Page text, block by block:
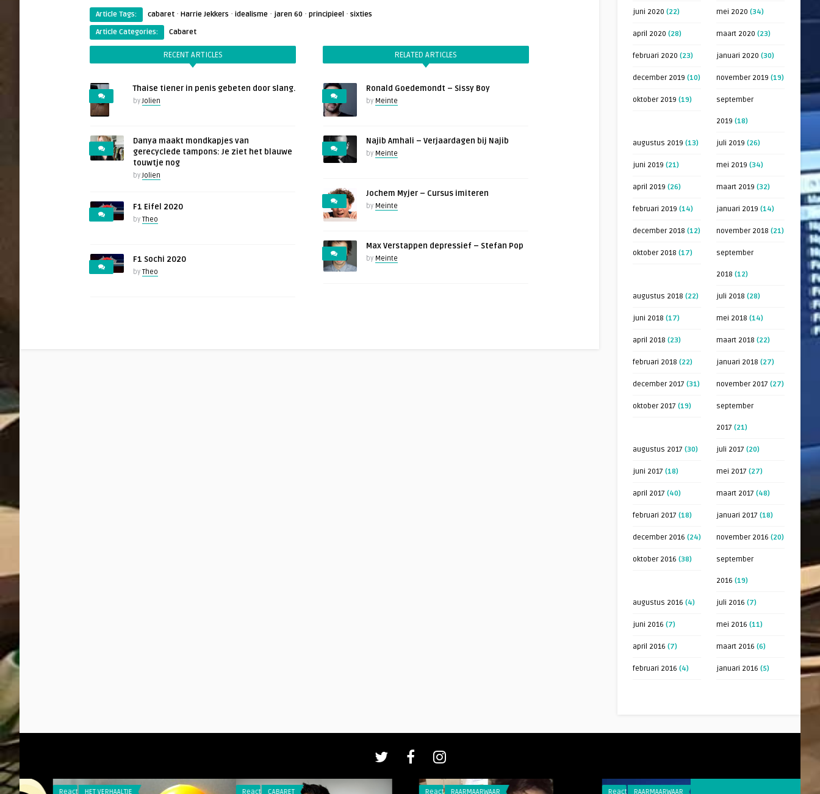
Article Tags: cabaret · Harrie Jekkers · idealisme · jaren 60 · principieel · sixties
Article Categories:
Cabaret
RECENT ARTICLES
Thaise tiener in penis gebeten door slang.
byJolien
Danya maakt mondkapjes van
gerecyclede tampons: Je ziet het blauwe
touwtje nog
byJolien
F1 Eifel 2020
by Theo
F1 Sochi 2020
by Theo
RELATED ARTICLES
Ronald Goedemondt – Sissy Boy
by Meinte
Najib Amhali – Verjaardagen bij Najib
by Meinte
Jochem Myjer – Cursus imiteren
by Meinte
Max Verstappen depressief – Stefan Pop
by Meinte
juni 2020 (22) mei 2020 (34)
april 2020 (28) maart 2020 (23)
februari 2020 (23) januari 2020 (30)
december 2019 (10) november 2019 (19)
oktober 2019 (19) september
2019 (18)
augustus 2019 (13) juli 2019 (26)
juni 2019 (21) mei 2019 (34)
april 2019 (26) maart 2019 (32)
februari 2019 (14) januari 2019 (14)
december 2018 (12) november 2018 (21)
oktober 2018 (17) september
2018 (12)
augustus 2018 (22) juli 2018 (28)
juni 2018 (17) mei 2018 (14)
april 2018 (23) maart 2018 (22)
februari 2018 (22) januari 2018 (27)
december 2017 (31) november 2017 (27)
oktober 2017 (19) september
2017 (21)
augustus 2017 (30) juli 2017 (20)
juni 2017 (18) mei 2017 (27)
april 2017 (40) maart 2017 (48)
februari 2017 (18) januari 2017 (18)
december 2016 (24) november 2016 (20)
oktober 2016 (38) september
2016 (19)
augustus 2016 (4) juli 2016 (7)
juni 2016 (7) mei 2016 (11)
april 2016 (7) maart 2016 (6)
februari 2016 (4) januari 2016 (5)
Reacties HET VERHAALTJE Reacties CABARET RAARMAARWAAR RAARMAARWAAR